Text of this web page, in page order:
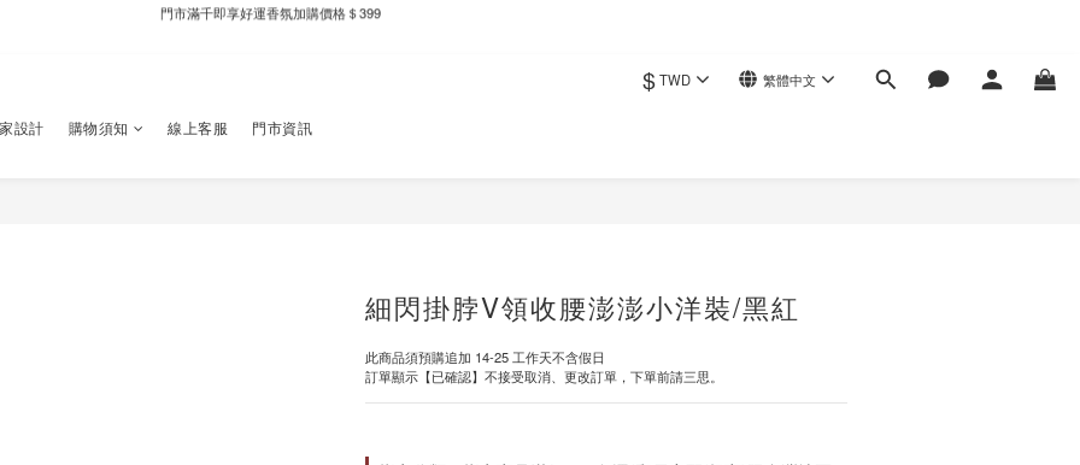
新自製款系列首批限時優惠｜單件95折，任兩件9折
$ TWD 繁體中文
設計 購物須知 線上客服 門市資訊
細閃掛脖V領收腰澎澎小洋裝/黑紅
此商品須預購追加 14-25 工作天不含假日
訂單顯示【已確認】不接受取消、更改訂單，下單前請三思。